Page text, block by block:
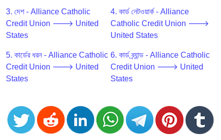
BIN
CC
Generator
from
Banks
Credit
Validator
Credit
Card
3. দেশ - Alliance Catholic
Credit Union 🡒 United
States
4. কার্ড নেটওয়ার্ক - Alliance
Catholic Credit Union 🡒
United States
5. কার্ডের ধরন - Alliance Catholic
Credit Union 🡒 United
States
6. কার্ড ব্র্যান্ড - Alliance Catholic
Credit Union 🡒 United
States